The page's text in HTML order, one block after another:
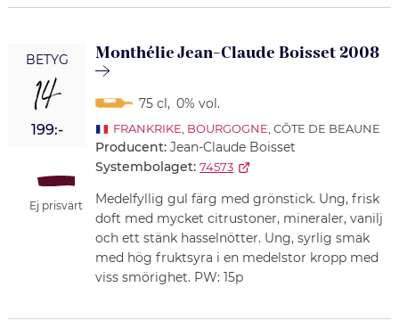
BETYG
14
199:-
Ej prisvärt
Monthélie Jean-Claude Boisset 2008
75 cl, 0% vol.
FRANKRIKE BOURGOGNE , CÔTE DE BEAUNE
Producent: Jean-Claude Boisset
Systembolaget: 74573
Medelfyllig gul färg med grönstick. Ung, frisk
doft med mycket citrustoner, mineraler, vanilj
och ett stänk hasselnötter. Ung, syrlig smak
med hög fruktsyra i en medelstor kropp med
viss smörighet. PW: 15p